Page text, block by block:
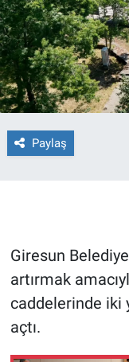
Paylaş
Giresun
artırmak
caddelerinde iki
açtı.
Haber Arşivi